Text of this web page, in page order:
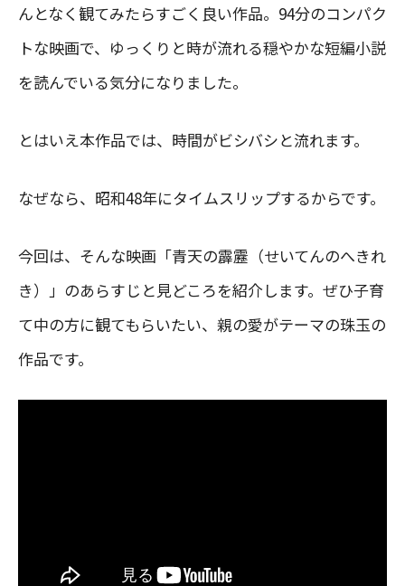
んとなく観てみたらすごく良い作品。94分のコンパク
トな映画で、ゆっくりと時が流れる穏やかな短編小説
を読んでいる気分になりました。
とはいえ本作品では、時間がビシバシと流れます。
なぜなら、昭和48年にタイムスリップするからです。
今回は、そんな映画「青天の霹靂（せいてんのへきれ
き）」のあらすじと見どころを紹介します。ぜひ子育
て中の方に観てもらいたい、親の愛がテーマの珠玉の
作品です。